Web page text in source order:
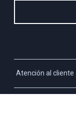
Atención al cliente